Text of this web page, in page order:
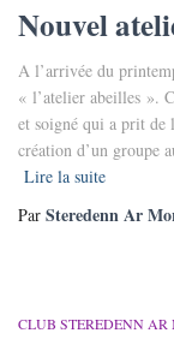
Nouvel
A l’arrivée du
« l’atelier abeilles ».
et soigné qui a prit de
création d’un groupe
Lire la suite
Par Steredenn Ar
CLUB STEREDENN AR